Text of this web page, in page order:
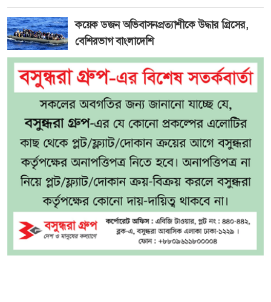
কয়েক ডজন অভিবাসনপ্রত্যাশীকে উদ্ধার গ্রিসের,
বেশিরভাগ বাংলাদেশি